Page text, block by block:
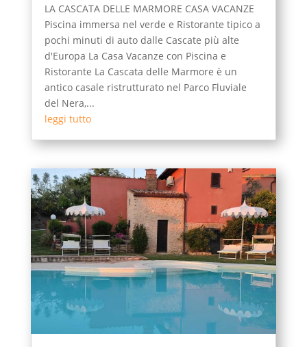
LA CASCATA DELLE MARMORE CASA VACANZE
Piscina immersa nel verde e Ristorante tipico a
pochi minuti di auto dalle Cascate più alte
d'Europa La Casa Vacanze con Piscina e
Ristorante La Cascata delle Marmore è un
antico casale ristrutturato nel Parco Fluviale
del Nera,...
leggi tutto